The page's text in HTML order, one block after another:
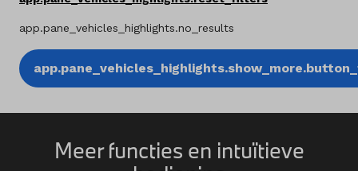
app.pane_vehicles_highlights.no_results
Meer functies en intuïtieve